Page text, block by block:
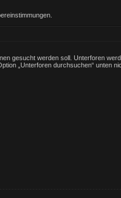
gesucht werden soll. Unterforen
„Unterforen durchsuchen“ unten